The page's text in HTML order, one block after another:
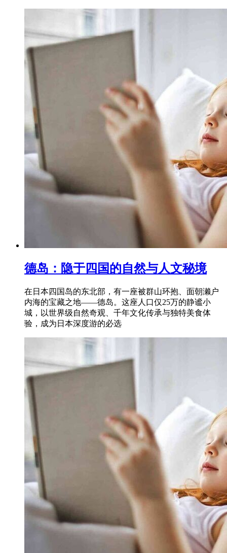
德岛：隐于四国的自然与人文秘境
在日本四国岛的东北部，有一座被群山环抱、面朝濑户
内海的宝藏之地——德岛。这座人口仅25万的静谧小
城，以世界级自然奇观、千年文化传承与独特美食体
验，成为日本深度游的必选